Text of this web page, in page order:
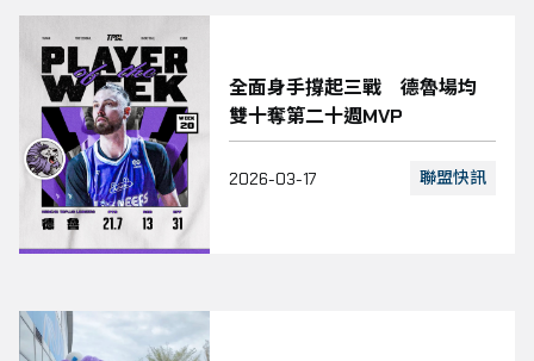
全面身手撐起三戰 德魯場均
雙十奪第二十週MVP
2026-03-17 聯盟快訊